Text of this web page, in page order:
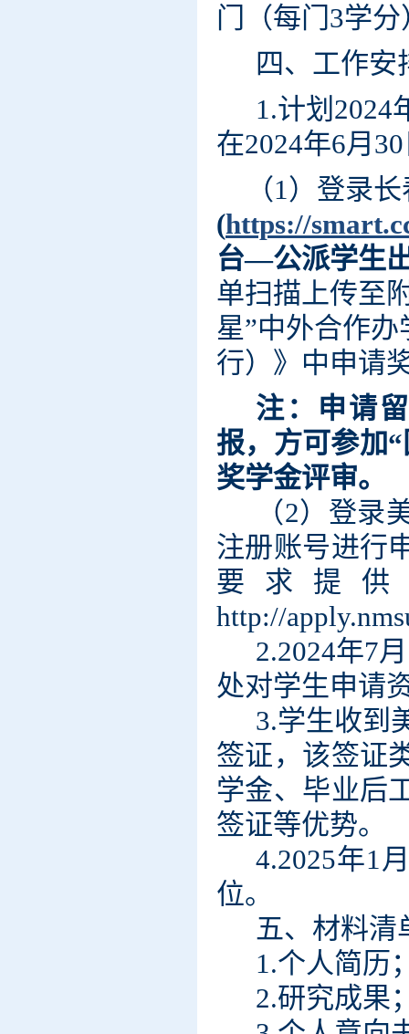
门（每门3学分
四、工作安
1.计划2024
在2024年6月
（1）登录长
(https://
台—公派学生
单扫描上传至
星”中外合作
行）》中申请
注：申请
报，方可参加
奖学金评审。
（2）登录
注册账号进行
要求提
http://
2.2024年7
处对学生申请
3.学生收到
签证，该签证
学金、毕业后
签证等优势。
4.2025年1
位。
五、材料清
1.个人简历
2.研究成果